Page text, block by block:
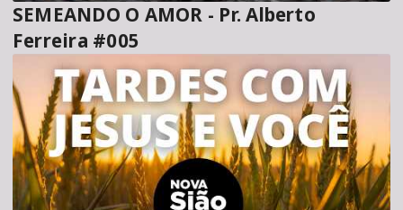
SEMEANDO O AMOR - Pr. Alberto
Ferreira #005